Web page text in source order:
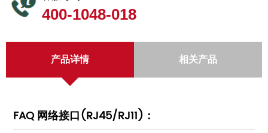
400-1048-018
产品详情 相关产品
FAQ 网络接口(RJ45/RJ11)：